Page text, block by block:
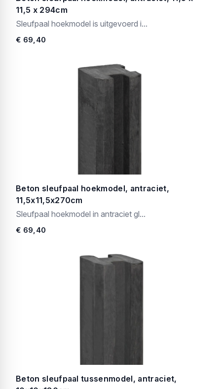
11,5 x 294cm
Sleufpaal hoekmodel is uitgevoerd i...
€ 69,40
Beton sleufpaal hoekmodel, antraciet,
11,5x11,5x270cm
Sleufpaal hoekmodel in antraciet gl...
€ 69,40
Beton sleufpaal tussenmodel, antraciet,